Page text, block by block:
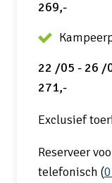
269,-
22 /05 - 26 /
271,-
Exclusief
Reserveer
telefonisch (